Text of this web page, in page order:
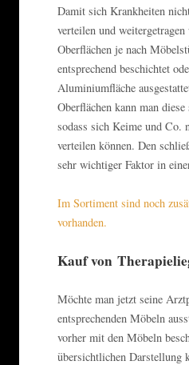
Damit sich Krankheiten
verteilen und
Oberflächen je nach
entsprechend beschichtet
Aluminiumfläche
Oberflächen kann man
sodass sich Keime und Co.
verteilen können. Den
sehr wichtiger Faktor in
Im Sortiment sind noch
vorhanden.
Kauf von
Möchte man jetzt seine
entsprechenden Möbeln
vorher mit den Möbeln
übersichtlichen Darstellung